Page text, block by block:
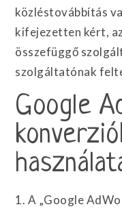
közléstovábbítás
kifejezetten kért,
összefüggő
szolgáltatónak
Google
1. A „Google